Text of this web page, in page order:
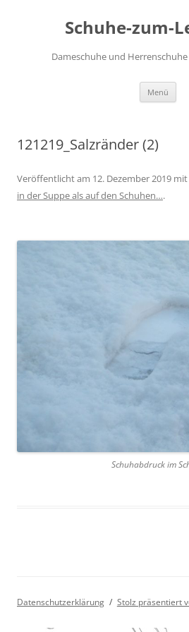
Schuhe-zum-
Dameschuhe und
Menü
121219_Salzränder (2)
Veröffentlicht am 12. Dezember 2019 mit
in der Suppe als auf den Schuhen….
Schuhabdruck im
Datenschutzerklärung Stolz präsentiert